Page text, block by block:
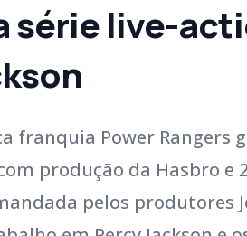
série live-
franquia Power Rangers
produção da Hasbro e
pelos produtores